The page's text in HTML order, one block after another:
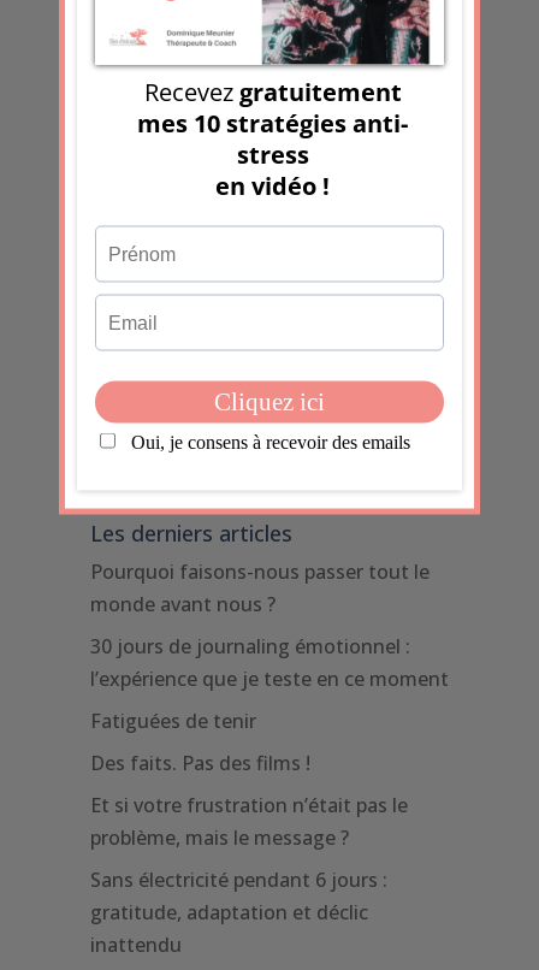
Soumettre le
commentaire
Ce site utilise Akismet pour réduire les
indésirables.
dont les données de vos
commentaires sont traitées.
Les derniers articles
Pourquoi faisons-nous passer tout le
monde avant nous ?
30 jours de journaling émotionnel :
l’expérience que je teste en ce moment
Fatiguées de tenir
Des faits. Pas des films !
Et si votre frustration n’était pas le
problème, mais le message ?
Sans électricité pendant 6 jours :
gratitude, adaptation et déclic
inattendu